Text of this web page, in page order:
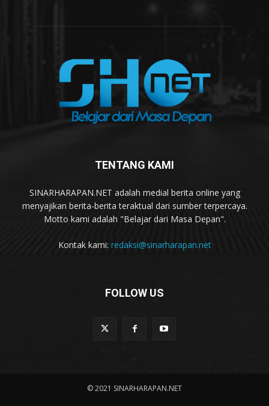
TENTANG KAMI
SINARHARAPAN.NET adalah medial berita online yang
menyajikan berita-berita teraktual dari sumber terpercaya.
Motto kami adalah "Belajar dari Masa Depan".
Kontak kami: redaksi@sinarharapan.net
FOLLOW US
© 2021 SINARHARAPAN.NET